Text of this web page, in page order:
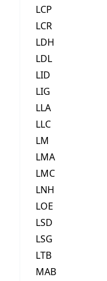
LCP
LCR
LDH
LDL
LID
LIG
LLA
LLC
LM
LMA
LMC
LNH
LOE
LSD
LSG
LTB
MAB